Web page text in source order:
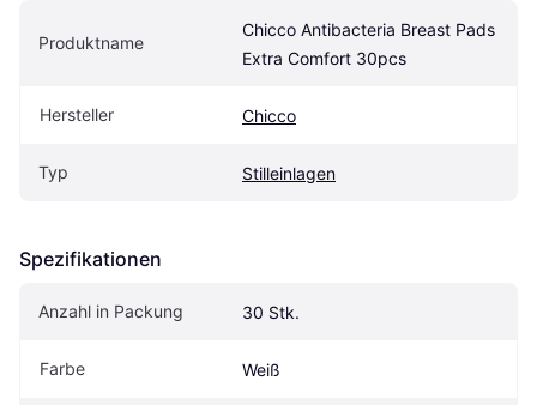
Produktname
Chicco Antibacteria Breast Pads
Extra Comfort 30pcs
Hersteller Chicco
Typ Stilleinlagen
Spezifikationen
Anzahl in Packung 30 Stk.
Farbe Weiß